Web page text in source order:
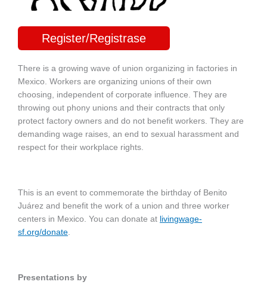
Register/Registrase
There is a growing wave of union organizing in factories in
Mexico. Workers are organizing unions of their own
choosing, independent of corporate influence. They are
throwing out phony unions and their contracts that only
protect factory owners and do not benefit workers. They are
demanding wage raises, an end to sexual harassment and
respect for their workplace rights.
This is an event to commemorate the birthday of Benito
Juárez and benefit the work of a union and three worker
centers in Mexico. You can donate at livingwage-
sf.org/donate.
Presentations by